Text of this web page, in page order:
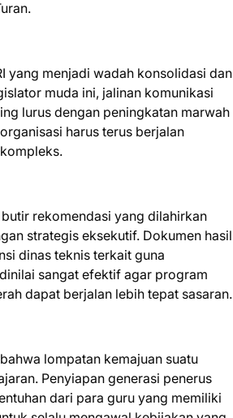
yang menjadi wadah konsolidasi dan
muda ini, jalinan komunikasi
lurus dengan peningkatan marwah
harus terus berjalan
rekomendasi yang dilahirkan
strategis eksekutif. Dokumen hasil
dinas teknis terkait guna
sangat efektif agar program
dapat berjalan lebih tepat sasaran.
lompatan kemajuan suatu
Penyiapan generasi penerus
dari para guru yang memiliki